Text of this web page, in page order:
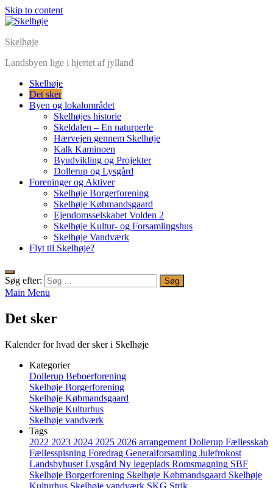
Skip to content
Skelhøje
Landsbyen lige i hjertet af jylland
Skelhøje
Det sker
Byen og lokalområdet
Skelhøjes historie
Skeldalen – En naturperle
Hærvejen gennem Skelhøje
Kalk Kaminoen
Byudvikling og Projekter
Dollerup og Lysgård
Foreninger og Aktiver
Skelhøje Borgerforening
Skelhøje Købmandsgaard
Ejendomsselskabet Volden 2
Skelhøje Kultur- og Forsamlingshus
Skelhøje Vandværk
Flyt til Skelhøje?
Søg efter:
Main Menu
Det sker
Kalender for hvad der sker i Skelhøje
Kategorier
Dollerup Beboerforening
Skelhøje Borgerforening
Skelhøje Købmandsgaard
Skelhøje Kulturhus
Skelhøje vandværk
Tags
2022 2023 2024 2025 2026 arrangement Dollerup Fællesskab
Fællesspisning Foredrag Generalforsamling Julefrokost
Landsbyhuset Lysgård Ny legeplads Romsmagning SBF
Skelhøje Borgerforening Skelhøje Købmandsgaard Skelhøje
Kulturhus Skelhøje vandværk SKG Strik